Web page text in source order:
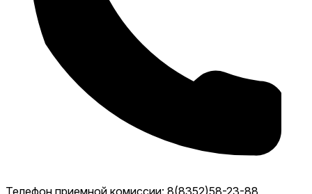
Телефон приемной комиссии: 8(8352)58-23-88